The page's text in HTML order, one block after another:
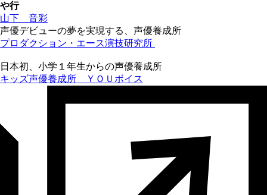
や行
山下 音彩
声優デビューの夢を実現する、声優養成所
プロダクション・エース演技研究所
日本初、小学１年生からの声優養成所
キッズ声優養成所 ＹＯＵボイス